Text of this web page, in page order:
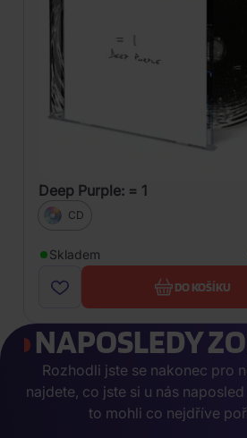
Deep Purple: = 1
CD
Skladem
DO KOŠÍKU
NAPOSLEDY
Rozhodli jste se nakonec pro
najdete, co jste si u nás
to mohli co nejdříve